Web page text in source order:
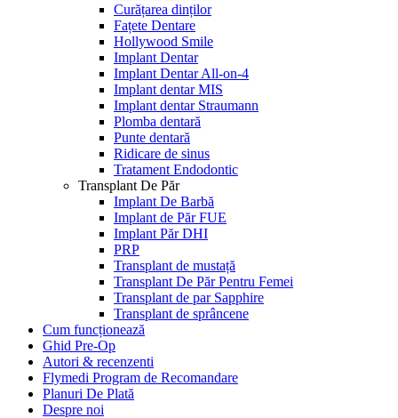
Curățarea dinților
Fațete Dentare
Hollywood Smile
Implant Dentar
Implant Dentar All-on-4
Implant dentar MIS
Implant dentar Straumann
Plomba dentară
Punte dentară
Ridicare de sinus
Tratament Endodontic
Transplant De Păr
Implant De Barbă
Implant de Păr FUE
Implant Păr DHI
PRP
Transplant de mustață
Transplant De Păr Pentru Femei
Transplant de par Sapphire
Transplant de sprâncene
Cum funcționează
Ghid Pre-Op
Autori & recenzenti
Flymedi Program de Recomandare
Planuri De Plată
Despre noi